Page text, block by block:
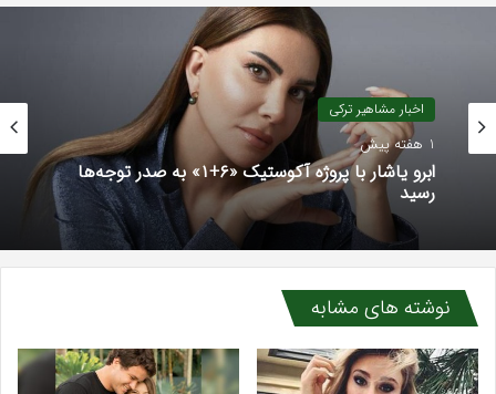
اخبار مشاهیر ترکی
1 هفته پیش
ابرو یاشار با پروژه آکوستیک «۶+۱» به صدر توجه‌ها
رسید
نوشته های مشابه